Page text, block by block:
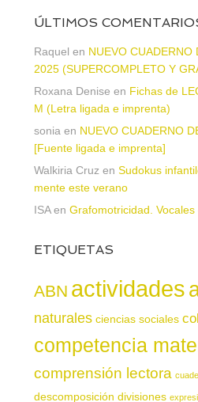
ÚLTIMOS
Raquel en NUEVO CUADERNO
2025 (SUPERCOMPLETO Y
Roxana Denise en Fichas de
M (Letra ligada e imprenta)
sonia en NUEVO CUADERNO
[Fuente ligada e imprenta]
Walkiria Cruz en Sudokus
mente este verano
ISAen Grafomotricidad.
ETIQUETAS
ABN actividades
naturales ciencias sociales
competencia
comprensión lectora
descomposición divisiones